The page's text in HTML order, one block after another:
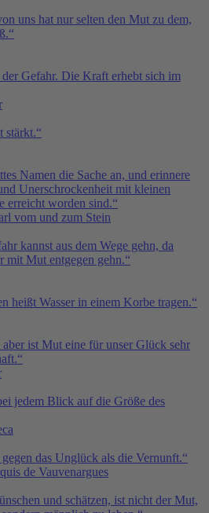
uns hat nur selten den Mut zu dem,
Gefahr. Die Kraft erhebt sich im
stärkt.“
Namen die Sache an, und erinnere
Unerschrockenheit mit kleinen
erreicht worden sind.“
vom und zum Stein
kannst aus dem Wege gehn, da
mit Mut entgegen gehn.“
heißt Wasser in einem Korbe tragen.“
ist Mut eine für unser Glück sehr
jedem Blick auf die Größe des
das Unglück als die Vernunft.“
de Vauvenargues
und schätzen, ist nicht der Mut,